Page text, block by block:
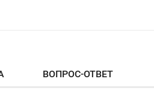
ВОПРОС-ОТВЕТ